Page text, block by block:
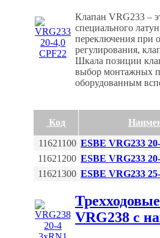
Клапан VRG233 –
специального
переключения при
регулирования,
Шкала позиции
выбор монтажных
оборудованным
Код
11621100 ESBE VRG233
11621200 ESBE VRG233
11621300 ESBE VRG233
VRG238 с